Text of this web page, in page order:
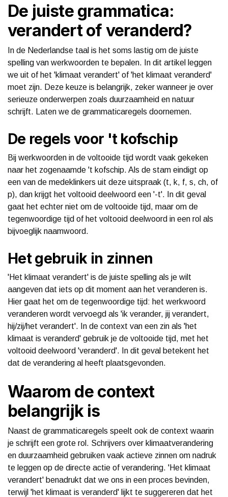
De juiste grammatica:
verandert of veranderd?
In de Nederlandse taal is het soms lastig om de juiste
spelling van werkwoorden te bepalen. In dit artikel leggen
we uit of het 'klimaat verandert' of 'het klimaat veranderd'
moet zijn. Deze keuze is belangrijk, zeker wanneer je over
serieuze onderwerpen zoals duurzaamheid en natuur
schrijft. Laten we de grammaticaregels doornemen.
De regels voor 't kofschip
Bij werkwoorden in de voltooide tijd wordt vaak gekeken
naar het zogenaamde 't kofschip. Als de stam eindigt op
een van de medeklinkers uit deze uitspraak (t, k, f, s, ch, of
p), dan krijgt het voltooid deelwoord een '-t'. In dit geval
gaat het echter niet om de voltooide tijd, maar om de
tegenwoordige tijd of het voltooid deelwoord in een rol als
bijvoeglijk naamwoord.
Het gebruik in zinnen
'Het klimaat verandert' is de juiste spelling als je wilt
aangeven dat iets op dit moment aan het veranderen is.
Hier gaat het om de tegenwoordige tijd: het werkwoord
veranderen wordt vervoegd als 'ik verander, jij verandert,
hij/zij/het verandert'. In de context van een zin als 'het
klimaat is veranderd' gebruik je de voltooide tijd, met het
voltooid deelwoord 'veranderd'. In dit geval betekent het
dat de verandering al heeft plaatsgevonden.
Waarom de context
belangrijk is
Naast de grammaticaregels speelt ook de context waarin
je schrijft een grote rol. Schrijvers over klimaatverandering
en duurzaamheid gebruiken vaak actieve zinnen om nadruk
te leggen op de directe actie of verandering. 'Het klimaat
verandert' benadrukt dat we ons in een proces bevinden,
terwijl 'het klimaat is veranderd' lijkt te suggereren dat het